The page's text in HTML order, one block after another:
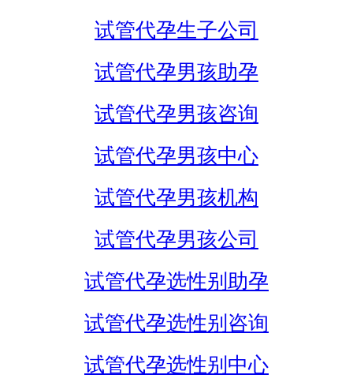
试管代孕生子公司
试管代孕男孩助孕
试管代孕男孩咨询
试管代孕男孩中心
试管代孕男孩机构
试管代孕男孩公司
试管代孕选性别助孕
试管代孕选性别咨询
试管代孕选性别中心